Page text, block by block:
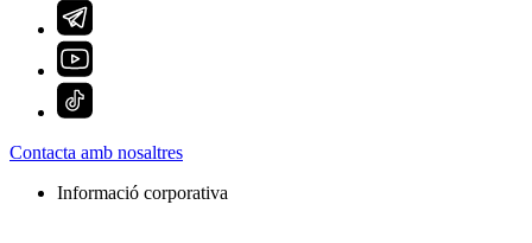
Contacta amb nosaltres
Informació corporativa